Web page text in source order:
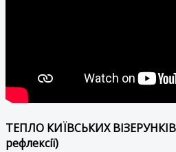
ТЕПЛО КИЇВСЬКИХ ВІЗЕРУНКІВ
рефлексії)